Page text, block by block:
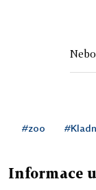
#zoo
Informace